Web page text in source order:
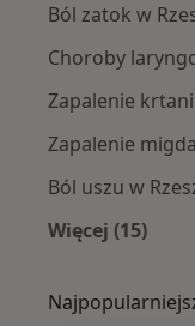
Ból zatok w
Choroby
Zapalenie
Zapalenie
Ból uszu w
Więcej (15)